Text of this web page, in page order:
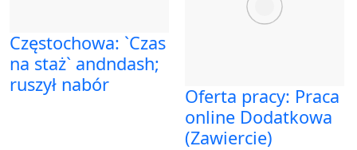
Częstochowa: `Czas
na staż` andndash;
ruszył nabór
Oferta pracy: Praca
online Dodatkowa
(Zawiercie)